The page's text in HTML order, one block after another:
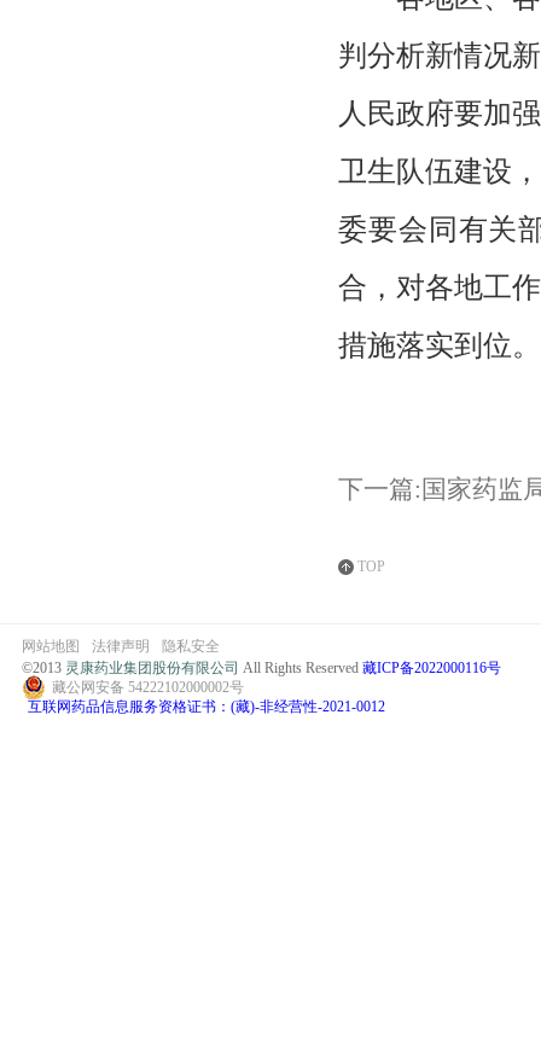
判分析新情况
人民政府要加
卫生队伍建设
委要会同有关
合，对各地工
措施落实到位。
下一篇:国家药监
TOP
网站地图 法律声明
隐私安全
©2013 灵康药业集团股份有限公司 All Rights Reserved 藏ICP备2022000116号
藏公网安备 54222102000002号
互联网药品信息服务资格证书：(藏)-非经营性-2021-0012